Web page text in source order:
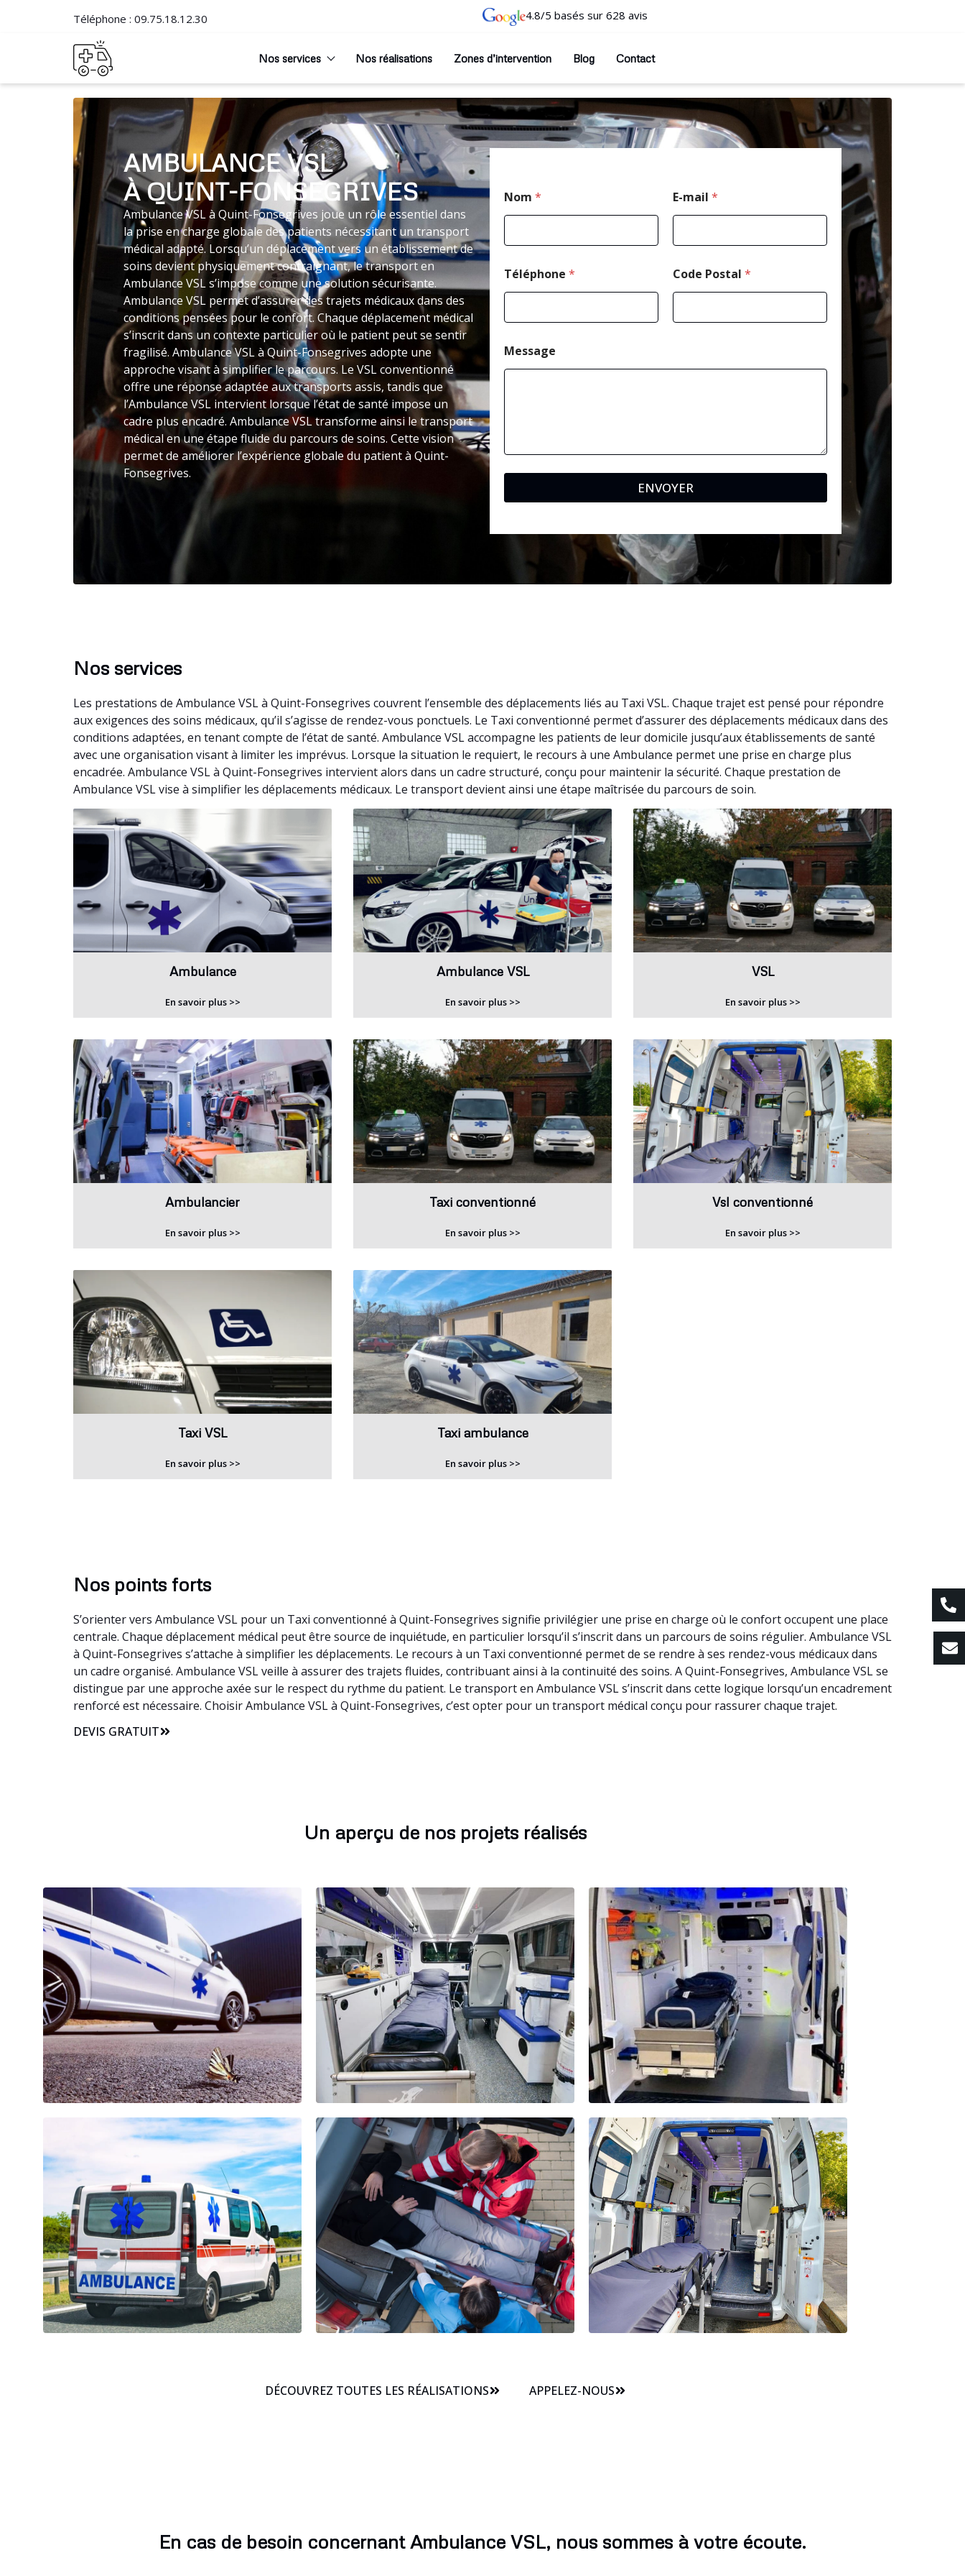
Téléphone : 09.75.18.12.30 4.8/5 basés sur 628 avis
Nos services Nos réalisations Zones d’intervention Blog Contact
AMBULANCE VSL
À QUINT-FONSEGRIVES
Ambulance VSL à Quint-Fonsegrives joue un rôle essentiel dans
la prise en charge globale des patients nécessitant un transport
médical adapté. Lorsqu’un déplacement vers un établissement de
soins devient physiquement contraignant, le transport en
Ambulance VSL s’impose comme une solution sécurisante.
Ambulance VSL permet d’assurer des trajets médicaux dans des
conditions pensées pour le confort. Chaque déplacement médical
s’inscrit dans un contexte particulier où le patient peut se sentir
fragilisé. Ambulance VSL à Quint-Fonsegrives adopte une
approche visant à simplifier le parcours. Le VSL conventionné
offre une réponse adaptée aux transports assis, tandis que
l’Ambulance VSL intervient lorsque l’état de santé impose un
cadre plus encadré. Ambulance VSL transforme ainsi le transport
médical en une étape fluide du parcours de soins. Cette vision
permet de améliorer l’expérience globale du patient à Quint-
Fonsegrives.
Nom * E-mail *
Téléphone * Code Postal *
Message
ENVOYER
Nos services
Les prestations de Ambulance VSL à Quint-Fonsegrives couvrent l’ensemble des déplacements liés au Taxi VSL. Chaque trajet est pensé pour répondre
aux exigences des soins médicaux, qu’il s’agisse de rendez-vous ponctuels. Le Taxi conventionné permet d’assurer des déplacements médicaux dans des
conditions adaptées, en tenant compte de l’état de santé. Ambulance VSL accompagne les patients de leur domicile jusqu’aux établissements de santé
avec une organisation visant à limiter les imprévus. Lorsque la situation le requiert, le recours à une Ambulance permet une prise en charge plus
encadrée. Ambulance VSL à Quint-Fonsegrives intervient alors dans un cadre structuré, conçu pour maintenir la sécurité. Chaque prestation de
Ambulance VSL vise à simplifier les déplacements médicaux. Le transport devient ainsi une étape maîtrisée du parcours de soin.
Ambulance
En savoir plus >>
Ambulance VSL
En savoir plus >>
VSL
En savoir plus >>
Ambulancier
En savoir plus >>
Taxi conventionné
En savoir plus >>
Vsl conventionné
En savoir plus >>
Taxi VSL
En savoir plus >>
Taxi ambulance
En savoir plus >>
Nos points forts
S’orienter vers Ambulance VSL pour un Taxi conventionné à Quint-Fonsegrives signifie privilégier une prise en charge où le confort occupent une place
centrale. Chaque déplacement médical peut être source de inquiétude, en particulier lorsqu’il s’inscrit dans un parcours de soins régulier. Ambulance VSL
à Quint-Fonsegrives s’attache à simplifier les déplacements. Le recours à un Taxi conventionné permet de se rendre à ses rendez-vous médicaux dans
un cadre organisé. Ambulance VSL veille à assurer des trajets fluides, contribuant ainsi à la continuité des soins. A Quint-Fonsegrives, Ambulance VSL se
distingue par une approche axée sur le respect du rythme du patient. Le transport en Ambulance VSL s’inscrit dans cette logique lorsqu’un encadrement
renforcé est nécessaire. Choisir Ambulance VSL à Quint-Fonsegrives, c’est opter pour un transport médical conçu pour rassurer chaque trajet.
DEVIS GRATUIT
Un aperçu de nos projets réalisés
DÉCOUVREZ TOUTES LES RÉALISATIONS APPELEZ-NOUS
En cas de besoin concernant Ambulance VSL, nous sommes à votre écoute.